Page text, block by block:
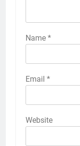
Name *
Email *
Website